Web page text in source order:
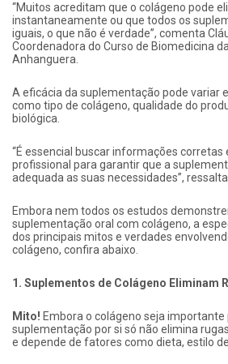
“Muitos acreditam que o colágeno pode
instantaneamente ou que todos os
iguais, o que não é verdade”, comenta
Coordenadora do Curso de Biomedicina
Anhanguera.
A eficácia da suplementação pode variar
como tipo de colágeno, qualidade do
biológica.
“É essencial buscar informações corretas
profissional para garantir que a
adequada as suas necessidades”,
Embora nem todos os estudos
suplementação oral com colágeno, a
dos principais mitos e verdades
colágeno, confira abaixo.
1. Suplementos de Colágeno Eliminam
Mito! Embora o colágeno seja importante
suplementação por si só não elimina
e depende de fatores como dieta, estilo